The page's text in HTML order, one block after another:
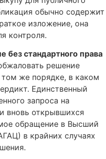
обычно содержит
изложение, она
контроля.
без стандартного права
решение
же порядке, в каком
Единственный
запроса на
вновь открывшихся
обращение в Высший
в крайних случаях